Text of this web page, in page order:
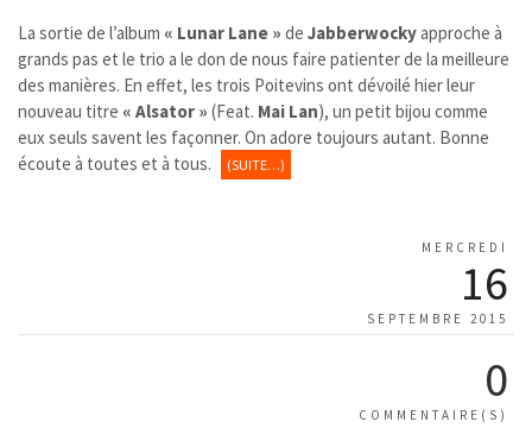
La sortie de l’album « Lunar Lane » de Jabberwocky​approche à
grands pas et le trio a le don de nous faire patienter de la meilleure
des manières. En effet, les trois Poitevins ont dévoilé hier leur
nouveau titre « Alsator » (Feat. Mai Lan), un petit bijou comme
eux seuls savent les façonner. On adore toujours autant. Bonne
écoute à toutes et à tous.
(SUITE…)
MERCREDI
16
SEPTEMBRE 2015
0
COMMENTAIRE(S)